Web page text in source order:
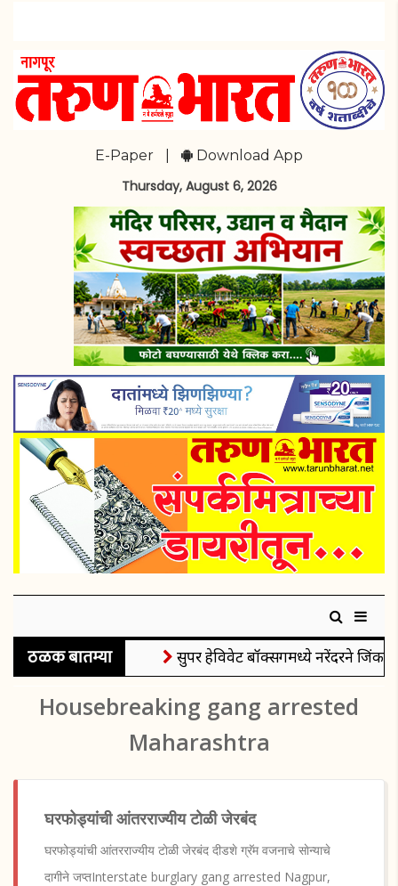
E-Paper Download App
Thursday, August 6, 2026
ठळक बातम्या सुपर हेविवेट बॉक्सिंगमध्ये नरेंदरने जिंकले
Housebreaking gang arrested
Maharashtra
घरफोड्यांची आंतरराज्यीय टाेळी जेरबंद
घरफोड्यांची आंतरराज्यीय टाेळी जेरबंद दीडशे ग्रॅम वजनाचे साेन्याचे
दागीने जप्तInterstate burglary gang arrested Nagpur,